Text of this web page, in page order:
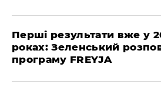
Перші результати вже у
роках: Зеленський
програму FREYJA